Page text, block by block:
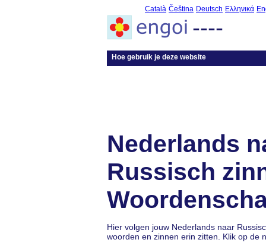
Català Čeština Deutsch Ελληνικά
----
Hoe gebruik je deze website
Nederlands
Russisch
Hier volgen jouw Nederlands naar
woorden en zinnen erin zitten. Klik op de